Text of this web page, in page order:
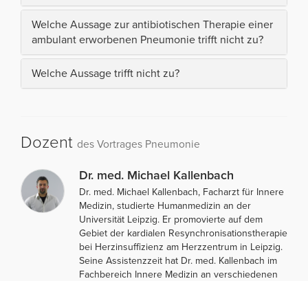
Welche Aussage zur antibiotischen Therapie einer
ambulant erworbenen Pneumonie trifft nicht zu?
Welche Aussage trifft nicht zu?
Dozent des Vortrages Pneumonie
Dr. med. Michael Kallenbach
Dr. med. Michael Kallenbach, Facharzt für Innere
Medizin, studierte Humanmedizin an der
Universität Leipzig. Er promovierte auf dem
Gebiet der kardialen Resynchronisationstherapie
bei Herzinsuffizienz am Herzzentrum in Leipzig.
Seine Assistenzzeit hat Dr. med. Kallenbach im
Fachbereich Innere Medizin an verschiedenen